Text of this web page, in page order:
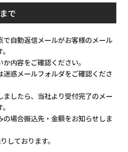
で
で自動返信メールがお客様のメール
内容をご確認ください。
迷惑メールフォルダをご確認くださ
したら、当社より受付完了のメー
の場合振込先・金額をお知らせしま
しております。